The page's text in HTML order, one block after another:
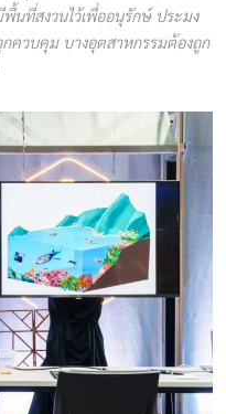
นที่สงวนไว้เพื่ออนุรักษ์ ประมง
ควบคุม บางอุตสาหกรรมต้องถูก